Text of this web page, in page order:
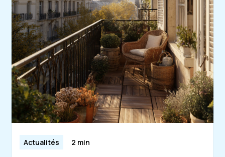
Actualités 2 min